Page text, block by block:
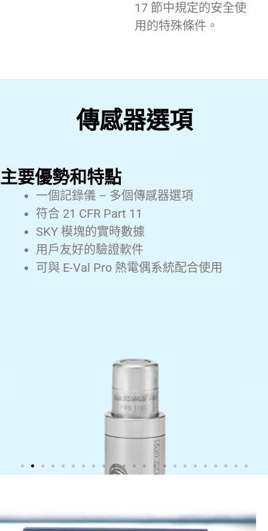
17 節中規定的安全使
用的特殊條件。
傳感器選項
主要優勢和特點
一個記錄儀 – 多個傳感器選項
符合 21 CFR Part 11
SKY 模塊的實時數據
用戶友好的驗證軟件
可與 E-Val Pro 熱電偶系統配合使用